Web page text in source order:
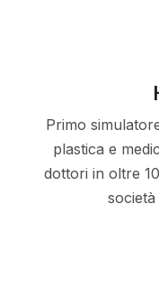
Primo
plastica e
dottori in oltre